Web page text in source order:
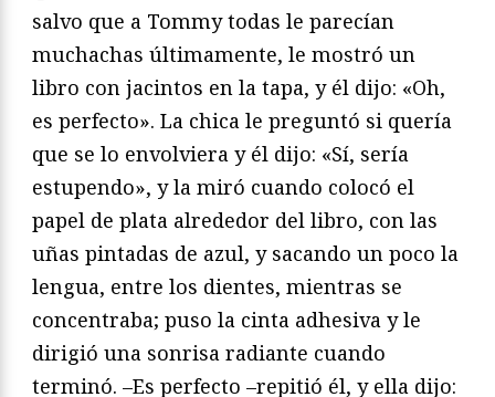
salvo que a Tommy todas le parecían
muchachas últimamente, le mostró un
libro con jacintos en la tapa, y él dijo: «Oh,
es perfecto». La chica le preguntó si quería
que se lo envolviera y él dijo: «Sí, sería
estupendo», y la miró cuando colocó el
papel de plata alrededor del libro, con las
uñas pintadas de azul, y sacando un poco la
lengua, entre los dientes, mientras se
concentraba; puso la cinta adhesiva y le
dirigió una sonrisa radiante cuando
terminó. –Es perfecto –repitió él, y ella dijo: